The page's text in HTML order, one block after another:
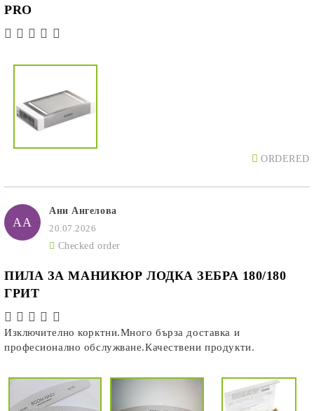
PRO
ORDERED
АА
Ани Ангелова
20.07.2026
Checked order
ПИЛА ЗА МАНИКЮР ЛОДКА ЗЕБРА 180/180
ГРИТ
Изключително корктни.Много бърза доставка и
професионално обслужване.Качествени продукти.